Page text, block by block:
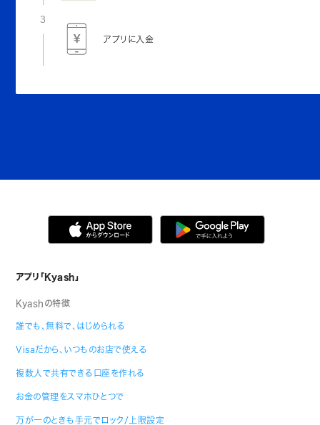
3
アプリに入金
アプリ「Kyash」
Kyashの特徴
誰でも、無料で、はじめられる
Visaだから、いつものお店で使える
複数人で共有できる口座を作れる
お金の管理をスマホひとつで
万が一のときも手元でロック/上限設定